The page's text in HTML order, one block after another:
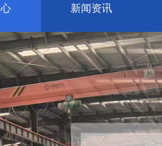
新闻资讯